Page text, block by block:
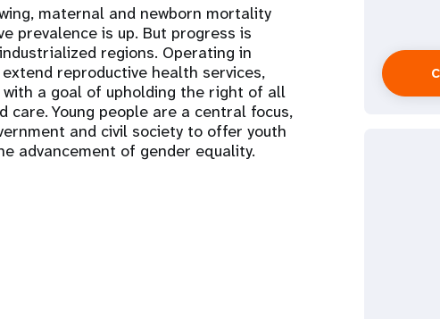
maternal and newborn mortality
prevalence is up. But progress is
regions. Operating in
extend reproductive health services,
a goal of upholding the right of all
care. Young people are a central focus,
and civil society to offer youth
advancement of gender equality.